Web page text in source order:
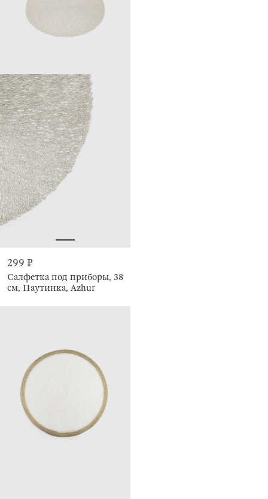
299 ₽
Салфетка под приборы, 38
см, Паутинка, Azhur